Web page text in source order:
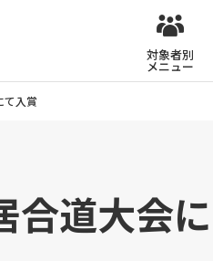
対象者別
メニュー
入賞
道大会